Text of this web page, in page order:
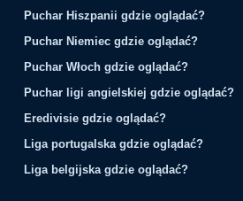
Puchar Hiszpanii gdzie oglądać?
Puchar Niemiec gdzie oglądać?
Puchar Włoch gdzie oglądać?
Puchar ligi angielskiej gdzie oglądać?
Eredivisie gdzie oglądać?
Liga portugalska gdzie oglądać?
Liga belgijska gdzie oglądać?